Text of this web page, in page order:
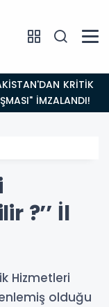
İMZALANDI!
?’’ İl
Hizmetleri
olduğu